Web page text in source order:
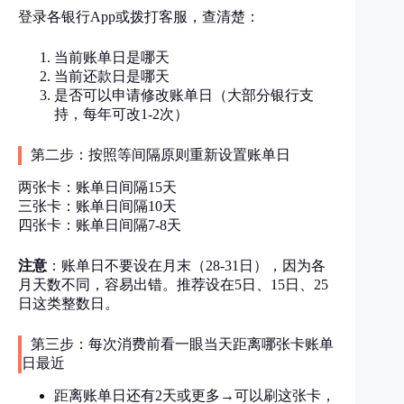
登录各银行App或拨打客服，查清楚：
当前账单日是哪天
当前还款日是哪天
是否可以申请修改账单日（大部分银行支
持，每年可改1-2次）
第二步：按照等间隔原则重新设置账单日
两张卡：账单日间隔15天
三张卡：账单日间隔10天
四张卡：账单日间隔7-8天
注意 ：账单日不要设在月末（28-31日），因为各
月天数不同，容易出错。推荐设在5日、15日、25
日这类整数日。
第三步：每次消费前看一眼当天距离哪张卡账单
日最近
距离账单日还有2天或更多→可以刷这张卡，